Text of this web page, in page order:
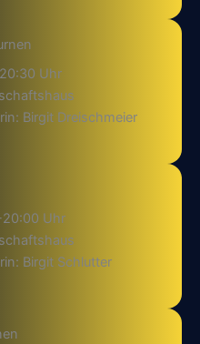
Uhr
Birgit Dreischmeier
Uhr
Birgit Schlutter